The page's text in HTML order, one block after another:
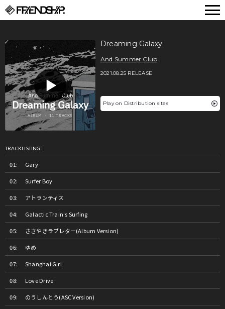
Dreaming Galaxy
And Summer Club
2021.08.25 RELEASE
Play on Distribution sites
TRACKLISTING:
Gary
Surfer Boy
アトランティス
Galactic Train's Surfing
ささやきラブレター(Album Version)
ゆめ
Shanghai Girl
Love Drive
のうしんとう(ASC Version)